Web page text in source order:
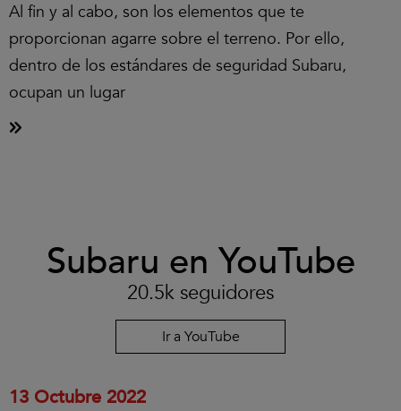
Al fin y al cabo, son los elementos que te
proporcionan agarre sobre el terreno. Por ello,
dentro de los estándares de seguridad Subaru,
ocupan un lugar
Subaru en YouTube
20.5k seguidores
Ir a YouTube
aceptar
13 Octubre 2022